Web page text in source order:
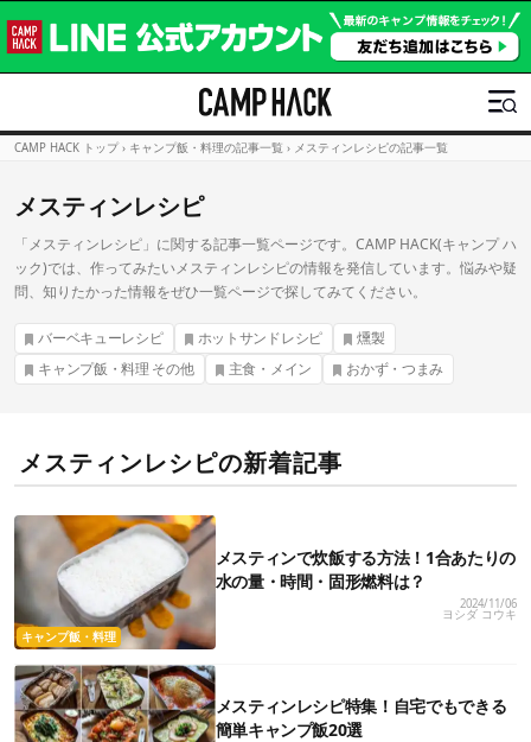
CAMP HACK トップ › キャンプ飯・料理の記事一覧 › メスティンレシピの記事一覧
メスティンレシピ
「メスティンレシピ」に関する記事一覧ページです。CAMP HACK(キャンプ ハ
ック)では、作ってみたいメスティンレシピの情報を発信しています。悩みや疑
問、知りたかった情報をぜひ一覧ページで探してみてください。
バーベキューレシピ ホットサンドレシピ
燻製
キャンプ飯・料理 その他
主食・メイン おかず・つまみ
メスティンレシピの新着記事
キャンプ飯・料理
メスティンで炊飯する方法！1合あたりの
水の量・時間・固形燃料は？
2024/11/06
ヨシダ コウキ
メスティンレシピ特集！自宅でもできる
簡単キャンプ飯20選